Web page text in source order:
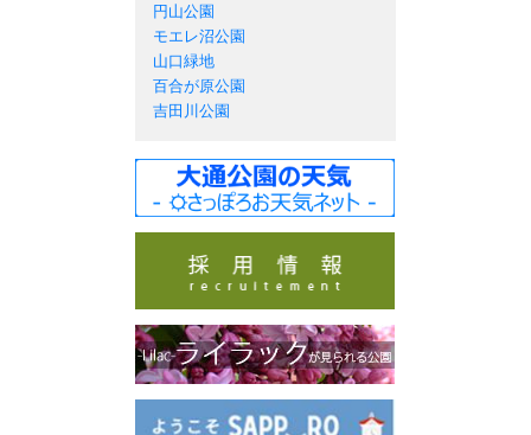
円山公園
モエレ沼公園
山口緑地
百合が原公園
吉田川公園